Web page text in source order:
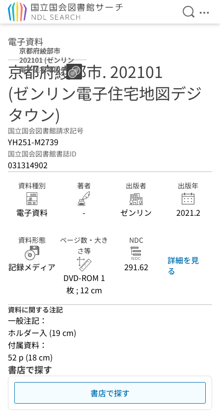
検索を
メ
電子資料
京都府綾部市
202101 (ゼンリン
電子住宅地図デジ
タウン)
京都府綾部市. 202101
(ゼンリン電子住宅地図デジ
タウン)
国立国会図書館請求記号
YH251-M2739
国立国会図書館書誌ID
031314902
資料種別
電子資料
著者
-
出版者
ゼンリン
出版年
2021.2
資料形態
記録メディア
ページ数・大き
さ等
DVD-ROM 1
枚 ; 12 cm
NDC
291.62
詳細を見
る
資料に関する注記
一般注記：
ホルダー入 (19 cm)
付属資料：
52 p (18 cm)
書店で探す
書店で探す